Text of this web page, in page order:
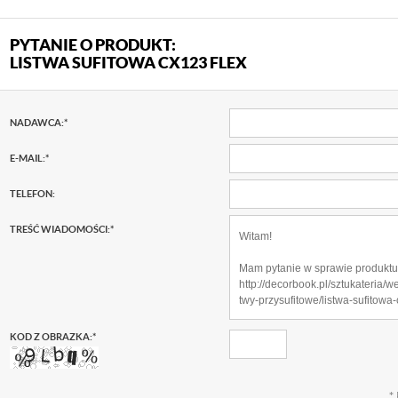
PYTANIE O PRODUKT:
LISTWA SUFITOWA CX123 FLEX
NADAWCA:*
E-MAIL:*
TELEFON:
TREŚĆ WIADOMOŚCI:*
KOD Z OBRAZKA:*
*